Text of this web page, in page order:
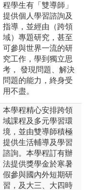
程學生有「雙導師」
提供個人學習諮詢及
指導，並經由（跨領
域）專題研究，甚至
可參與世界一流的研
究工作，學到獨立思
考， 發現問題、解決
問題的能力，終身受
用不盡。
本學程精心安排跨領
域課程及多元學習環
境，並由雙導師積極
提供生活輔導及學習
諮詢。本學程訂有辦
法提供獎學金於寒暑
假參與國內外短期研
習，及大三、大四時